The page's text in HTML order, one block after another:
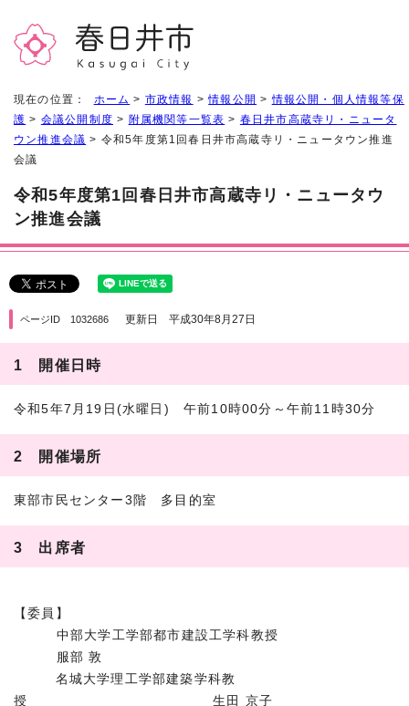
現在の位置： ホーム > 市政情報 >情報公開 >情報公開・個人情報等保
護 > 会議公開制度 > 附属機関等一覧表 > 春日井市高蔵寺リ・ニュータ
ウン推進会議 > 令和5年度第1回春日井市高蔵寺リ・ニュータウン推進
会議
令和5年度第1回春日井市高蔵寺リ・ニュータウ
ン推進会議
ページID 1032686 更新日 平成30年8月27日
1 開催日時
令和5年7月19日(水曜日) 午前10時00分～午前11時30分
2 開催場所
東部市民センター3階 多目的室
3 出席者
【委員】
中部大学工学部都市建設工学科教授
服部 敦
名城大学理工学部建築学科教
授 生田 京子